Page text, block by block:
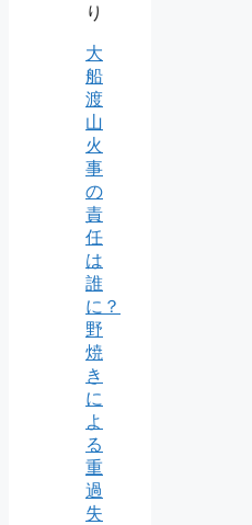
り
大
船
渡
山
火
事
の
責
任
は
誰
に？
野
焼
き
に
よ
る
重
過
失